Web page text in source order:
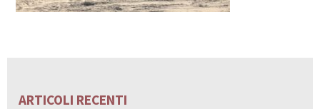
ARTICOLI RECENTI